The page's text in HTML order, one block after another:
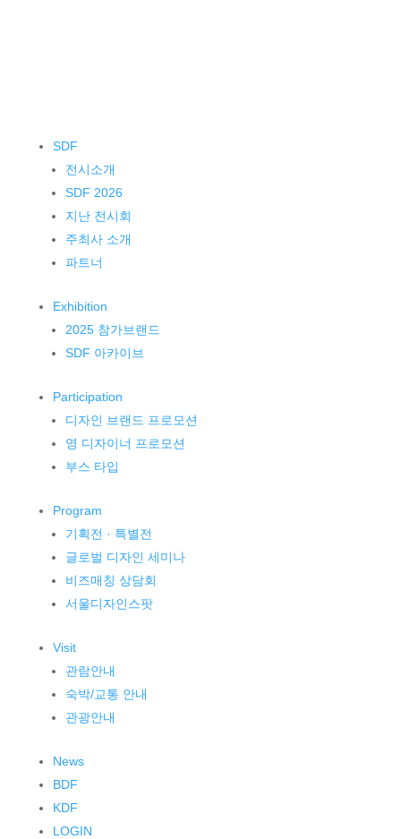
SDF
전시소개
SDF 2026
지난 전시회
주최사 소개
파트너
Exhibition
2025 참가브랜드
SDF 아카이브
Participation
디자인 브랜드 프로모션
영 디자이너 프로모션
부스 타입
Program
기획전 · 특별전
글로벌 디자인 세미나
비즈매칭 상담회
서울디자인스팟
Visit
관람안내
숙박/교통 안내
관광안내
News
BDF
KDF
LOGIN